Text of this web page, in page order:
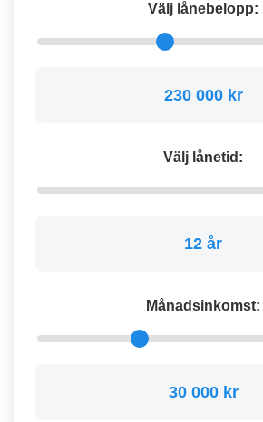
Välj lånebelopp:
230 000 kr
Välj lånetid:
12 år
Månadsinkomst:
30 000 kr